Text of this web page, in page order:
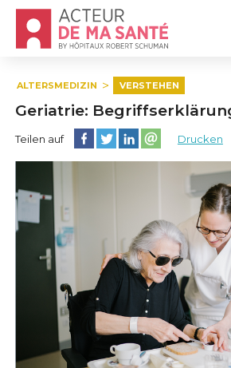
Accueil - Acteur de ma santé,
ALTERSMEDIZIN VERSTEHEN
Geriatrie:
Teilen auf Diese Seite auf Facebook
Diese Seite auf Twitter
Diese Seite auf
Partager cette
Drucken